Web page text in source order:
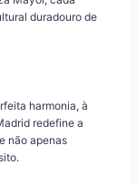
duradouro de
harmonia, à
redefine a
não apenas